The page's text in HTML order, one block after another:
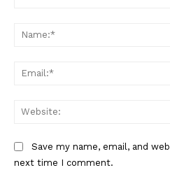
Save my name, email, and
next time I comment.